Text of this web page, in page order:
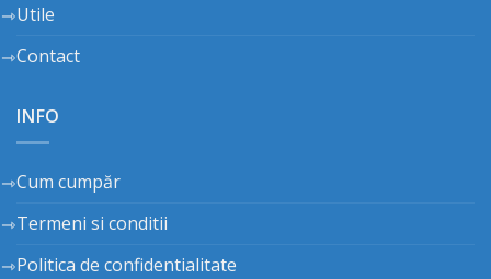
Utile
Contact
INFO
Cum cumpăr
Termeni si conditii
Politica de confidentialitate